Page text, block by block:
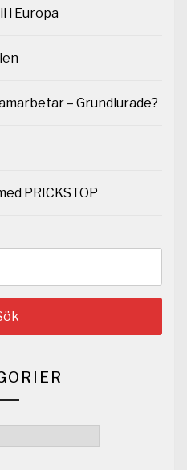
i Europa
– Grundlurade?
PRICKSTOP